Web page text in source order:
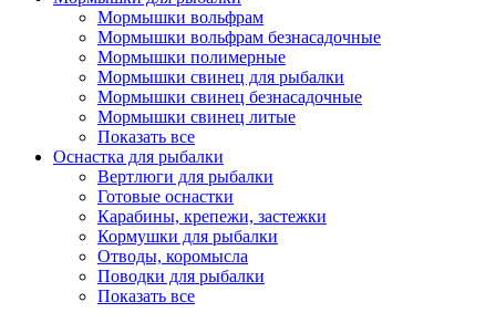
Мормышки вольфрам
Мормышки вольфрам безнасадочные
Мормышки полимерные
Мормышки свинец для рыбалки
Мормышки свинец безнасадочные
Мормышки свинец литые
Показать все
Оснастка для рыбалки
Вертлюги для рыбалки
Готовые оснастки
Карабины, крепежи, застежки
Кормушки для рыбалки
Отводы, коромысла
Поводки для рыбалки
Показать все